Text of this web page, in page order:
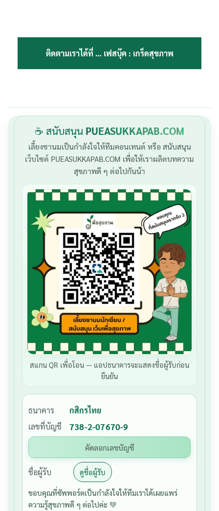
ติดตามเราได้ที่ … เฟสบุ๊ค : เกร็ดสุขภาพ
☕ สนับสนุน PUEASUKKAPAB.COM
เลี้ยงชานมเป็นกำลังใจให้ทีมคอนเทนต์ หรือ สนับสนุน
เว็บไซต์ PUEASUKKAPAB.COM เพื่อให้เราผลิตบทความ
สุขภาพดี ๆ ต่อไปกันน้า
สแกน QR เพื่อโอน — แอปธนาคารจะแสดงชื่อผู้รับก่อน
ยืนยัน
ธนาคาร
กสิกรไทย
เลขที่บัญชี
738-2-07670-9
คัดลอกเลขบัญชี
ชื่อผู้รับ ดูชื่อผู้รับ
ขอบคุณที่ซัพพอร์ตเป็นกำลังใจให้ทีมเราได้เผยแพร่
ความรู้สุขภาพดี ๆ ต่อไปค่ะ 💚